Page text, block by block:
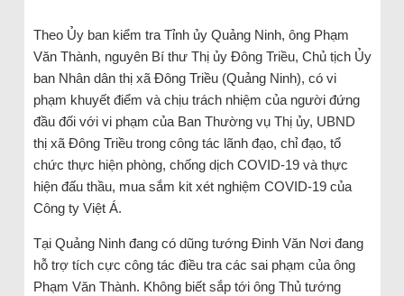
Theo Ủy ban kiểm tra Tỉnh ủy Quảng Ninh, ông Phạm
Văn Thành, nguyên Bí thư Thị ủy Đông Triều, Chủ tịch Ủy
ban Nhân dân thị xã Đông Triều (Quảng Ninh), có vi
phạm khuyết điểm và chịu trách nhiệm của người đứng
đầu đối với vi phạm của Ban Thường vụ Thị ủy, UBND
thị xã Đông Triều trong công tác lãnh đạo, chỉ đạo, tổ
chức thực hiện phòng, chống dịch COVID-19 và thực
hiện đấu thầu, mua sắm kit xét nghiệm COVID-19 của
Công ty Việt Á.
Tại Quảng Ninh đang có dũng tướng Đinh Văn Nơi đang
hỗ trợ tích cực công tác điều tra các sai phạm của ông
Phạm Văn Thành. Không biết sắp tới ông Thủ tướng